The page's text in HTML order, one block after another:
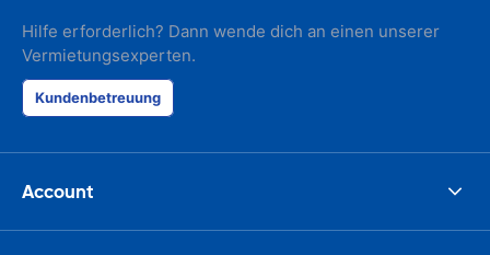
Hilfe erforderlich? Dann wende dich an einen unserer
Vermietungsexperten.
Kundenbetreuung
Account